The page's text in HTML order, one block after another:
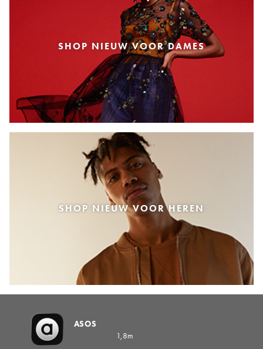
SHOP NIEUW VOOR DAMES
SHOP NIEUW VOOR HEREN
ASOS
1,8m